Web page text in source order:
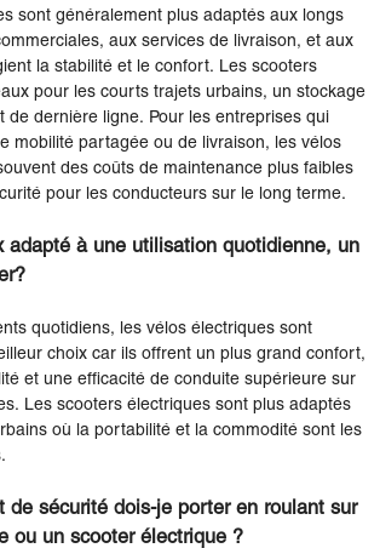
sont généralement plus adaptés aux longs
aux services de livraison, et aux
la stabilité et le confort. Les scooters
pour les courts trajets urbains, un stockage
de dernière ligne. Pour les entreprises qui
mobilité partagée ou de livraison, les vélos
des coûts de maintenance plus faibles
pour les conducteurs sur le long terme.
adapté à une utilisation quotidienne, un
quotidiens, les vélos électriques sont
choix car ils offrent un plus grand confort,
et une efficacité de conduite supérieure sur
Les scooters électriques sont plus adaptés
où la portabilité et la commodité sont les
de sécurité dois-je porter en roulant sur
ou un scooter électrique ?